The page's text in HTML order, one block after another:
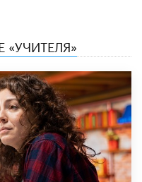
«УЧИТЕЛЯ»